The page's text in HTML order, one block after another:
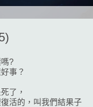
?
事？
了，
活的，叫我們結果子